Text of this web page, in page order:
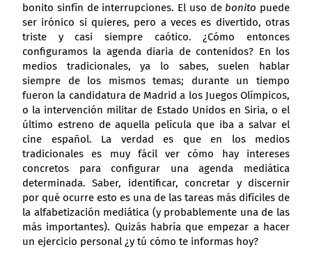
bonito sinfín de interrupciones. El uso de bonito puede
ser irónico si quieres, pero a veces es divertido, otras
triste y casi siempre caótico. ¿Cómo entonces
configuramos la agenda diaria de contenidos? En los
medios tradicionales, ya lo sabes, suelen hablar
siempre de los mismos temas; durante un tiempo
fueron la candidatura de Madrid a los Juegos Olímpicos,
o la intervención militar de Estado Unidos en Siria, o el
último estreno de aquella película que iba a salvar el
cine español. La verdad es que en los medios
tradicionales es muy fácil ver cómo hay intereses
concretos para configurar una agenda mediática
determinada. Saber, identificar, concretar y discernir
por qué ocurre esto es una de las tareas más difíciles de
la alfabetización mediática (y probablemente una de las
más importantes). Quizás habría que empezar a hacer
un ejercicio personal ¿y tú cómo te informas hoy?